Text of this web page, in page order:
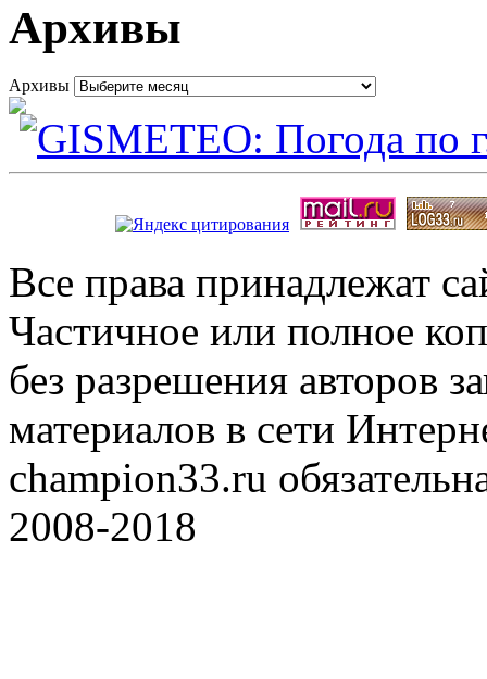
Архивы
Архивы
Все права принадлежат
Частичное или полное
без разрешения авторов
материалов в сети
champion33.ru
2008-2018